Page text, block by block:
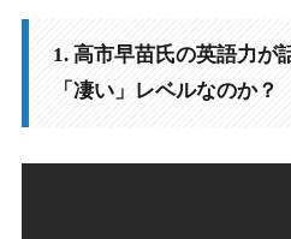
1-1. 1-1. ASEAN外交デビュー
1-2.
1-2. 専門家評価①：ジョセ
1. 高市早苗氏の英語力が
「凄い」レベルなのか？